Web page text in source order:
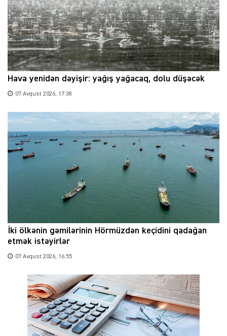
Hava yenidən dəyişir: yağış yağacaq, dolu düşəcək
07 Avqust 2026, 17:38
İki ölkənin gəmilərinin Hörmüzdən keçidini qadağan
etmək istəyirlər
07 Avqust 2026, 16:55